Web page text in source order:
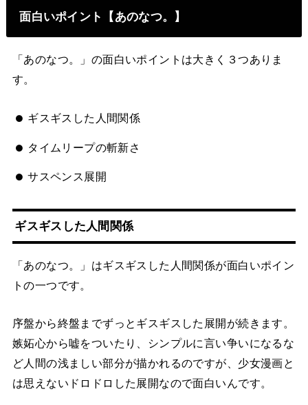
面白いポイント【あのなつ。】
「あのなつ。」の面白いポイントは大きく３つありま
す。
ギスギスした人間関係
タイムリープの斬新さ
サスペンス展開
ギスギスした人間関係
「あのなつ。」はギスギスした人間関係が面白いポイン
トの一つです。
序盤から終盤までずっとギスギスした展開が続きます。
嫉妬心から嘘をついたり、シンプルに言い争いになるな
ど人間の浅ましい部分が描かれるのですが、少女漫画と
は思えないドロドロした展開なので面白いんです。